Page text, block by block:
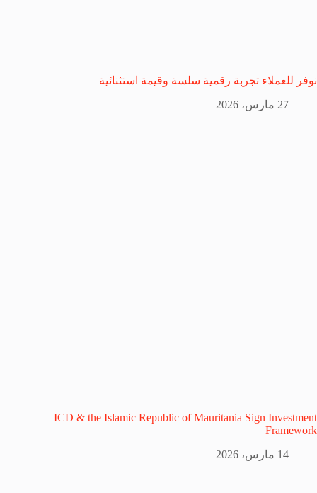
نوفر للعملاء تجربة رقمية سلسة وقيمة استثنائية
27 مارس، 2026
ICD & the Islamic Republic of Mauritania Sign Investment
Framework
14 مارس، 2026